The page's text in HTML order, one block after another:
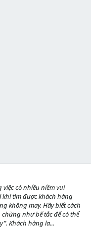
việc có nhiều niềm vui
tìm được khách hàng
không may. Hãy biết cách
như bế tắc để có thể
Khách hàng la...